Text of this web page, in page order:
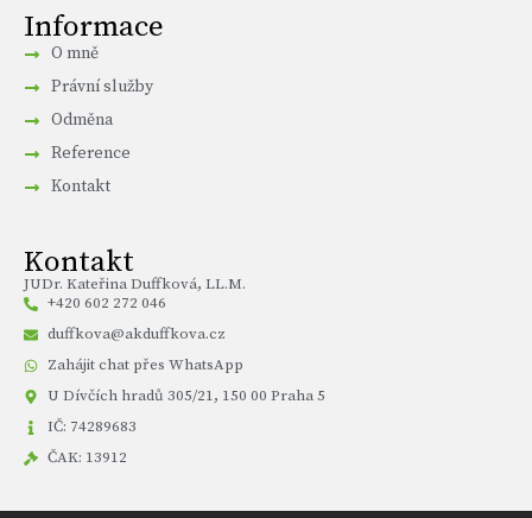
Informace
O mně
Právní služby
Odměna
Reference
Kontakt
Kontakt
JUDr. Kateřina Duffková, LL.M.
+420 602 272 046
duffkova@akduffkova.cz
Zahájit chat přes WhatsApp
U Dívčích hradů 305/21, 150 00 Praha 5
IČ: 74289683
ČAK: 13912